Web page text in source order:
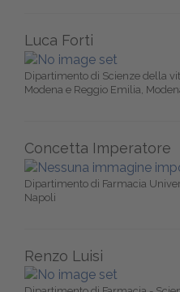
Luca Forti
Dipartimento di Scienze della
Modena e Reggio Emilia,
Concetta Imperatore
Dipartimento di Farmacia
Napoli
Renzo Luisi